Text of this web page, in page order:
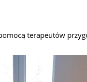
terapeutów